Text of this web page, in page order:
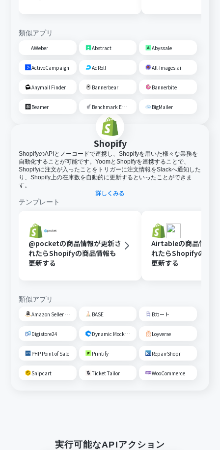
類似アプリ
AWeber Abstract Abyssale
ActiveCampaign AdRoll All-Images.ai
Anymail Finder Bannerbear Bannerbite
Beamer Benchmark Email BigMailer
Shopify
ShopifyのAPIとノーコードで連携し、Shopifyを用いた様々な業務を
自動化することが可能です。YoomとShopifyを連携することで、
Shopifyに注文が入ったことをトリガーに注文情報をSlackへ通知した
り、Shopify上の在庫数を自動的に更新するといったことができま
す。
詳しくみる
テンプレート
@pocketの商品情報が更新さ
れたらShopifyの商品情報も
更新する
Airtableの商品情報
れたらShopifyの商品
更新する
類似アプリ
Amazon Seller Central BASE Bカート
Digistore24 Dynamic Mockups Loyverse
PHP Point of Sale Printify RepairShopr
Snipcart Ticket Tailor WooCommerce
実行可能なAPIアクション